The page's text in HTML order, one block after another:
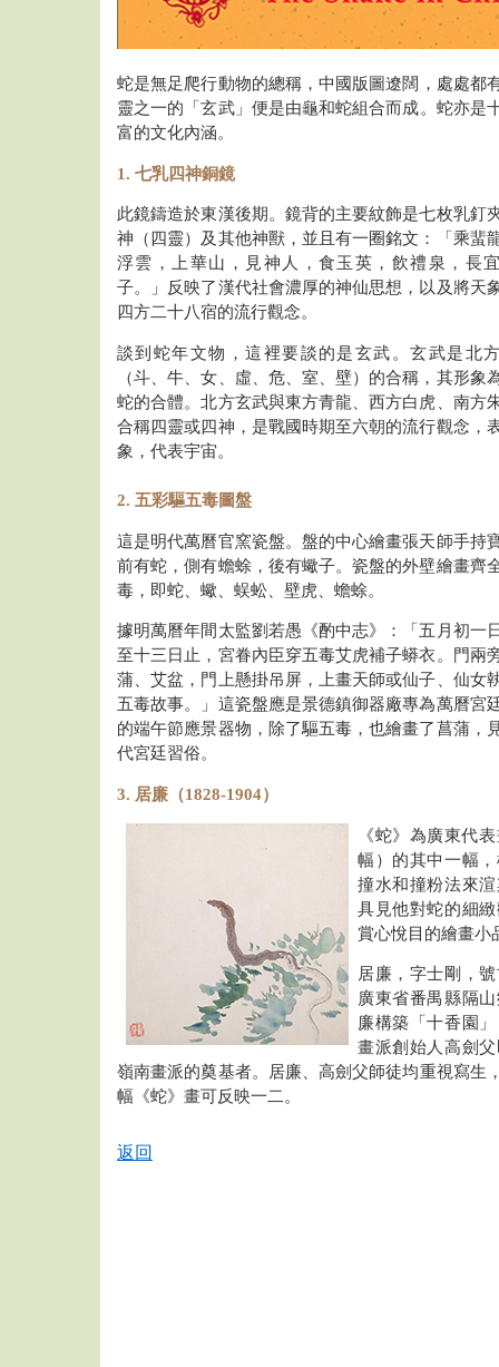
蛇是無足爬行動物的總稱，中國版圖遼闊，處處都
靈之一的「玄武」便是由龜和蛇組合而成。蛇亦是
富的文化內涵。
1. 七乳四神銅鏡
此鏡鑄造於東漢後期。鏡背的主要紋飾是七枚乳釘
神（四靈）及其他神獸，並且有一圈銘文：「乘蜚
浮雲，上華山，見神人，食玉英，飲禮泉，長
子。」反映了漢代社會濃厚的神仙思想，以及將天
四方二十八宿的流行觀念。
談到蛇年文物，這裡要談的是玄武。玄武是北
（斗、牛、女、虛、危、室、壁）的合稱，其形象
蛇的合體。北方玄武與東方青龍、西方白虎、南方
合稱四靈或四神，是戰國時期至六朝的流行觀念，
象，代表宇宙。
2. 五彩驅五毒圖盤
這是明代萬曆官窯瓷盤。盤的中心繪畫張天師手持
前有蛇，側有蟾蜍，後有蠍子。瓷盤的外壁繪畫齊
毒，即蛇、蠍、蜈蚣、壁虎、蟾蜍。
據明萬曆年間太監劉若愚《酌中志》：「五月初一
至十三日止，宮眷內臣穿五毒艾虎補子蟒衣。門兩
蒲、艾盆，門上懸掛吊屏，上畫天師或仙子、仙女
五毒故事。」這瓷盤應是景德鎮御器廠專為萬曆宮
的端午節應景器物，除了驅五毒，也繪畫了菖蒲，
代宮廷習俗。
3. 居廉（1828-1904）
《蛇》為廣東代
幅）的其中一幅
撞水和撞粉法來
具見他對蛇的細
賞心悅目的繪畫小
居廉，字士剛，
廣東省番禺縣隔
廉構築「十香園
畫派創始人高劍
嶺南畫派的奠基者。居廉、高劍父師徒均重視寫生
幅《蛇》畫可反映一二。
返回